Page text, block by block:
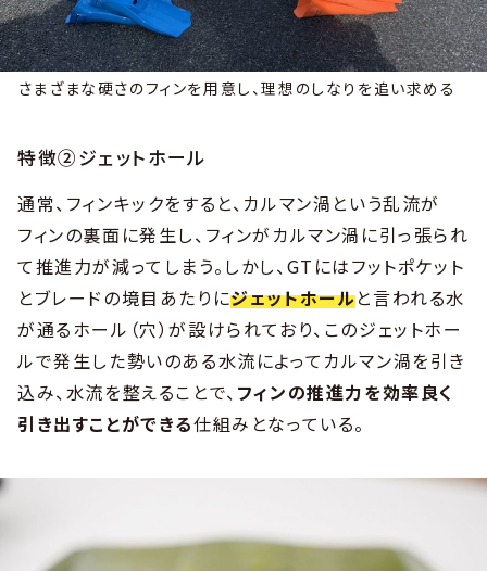
さまざまな硬さのフィンを用意し、理想のしなりを追い求める
特徴②ジェットホール
通常、フィンキックをすると、カルマン渦という乱流が
フィンの裏面に発生し、フィンがカルマン渦に引っ張られ
て推進力が減ってしまう。しかし、GTにはフットポケット
とブレードの境目あたりにジェットホールと言われる水
が通るホール（穴）が設けられており、このジェットホー
ルで発生した勢いのある水流によってカルマン渦を引き
込み、水流を整えることで、 フィンの推進力を効率良く
引き出すことができる仕組みとなっている。